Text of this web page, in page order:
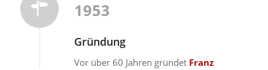
1953
Gründung
Vor über 60 Jahren gründet Franz